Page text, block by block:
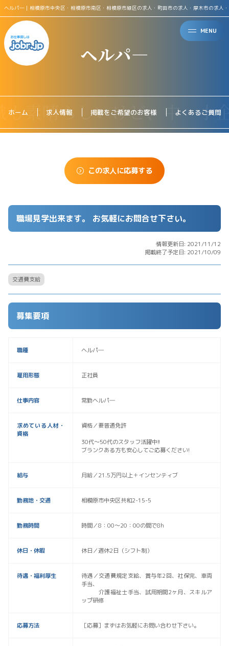
MENU
ヘルパ―｜相模原市中央区・相模原市南区・相模原市緑区の求人・町田市の求人・厚木市の求人
ヘルパ―
ホーム 求人情報 掲載をご希望のお客様 よくあるご質問
この求人に応募する
職場見学出来ます。 お気軽にお問合せ下さい。
情報更新日: 2021/11/12
掲載終了予定日: 2021/10/09
交通費支給
募集要項
職種 ヘルパ―
雇用形態 正社員
仕事内容 常勤ヘルパ―
求めている人材・
資格
資格／要普通免許
30代〜50代のスタッフ活躍中!!
ブランクある方も安心してご応募ください!
給与 月給／21.5万円以上＋インセンティブ
勤務地・交通 相模原市中央区共和2-15-5
勤務時間 時間／8：00〜20：00の間で8h
休日・休暇 休日／週休2日（シフト制）
待遇・福利厚生
待遇／交通費規定支給、賞与年2回、社保完、車両
手当、
介護福祉士手当、試用期間2ヶ月、スキルア
ップ研修
応募方法 ［応募］まずはお気軽にお問い合わせ下さい。